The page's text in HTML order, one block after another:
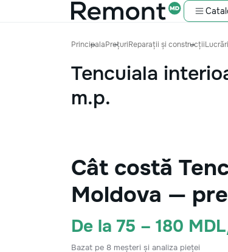
PrincipalaPrețuriReparații și construcții
Tencuiala
m.p.
Cât costă
Moldova —
De la 75 – 180
Bazat pe 8 meșteri și analiza pieței